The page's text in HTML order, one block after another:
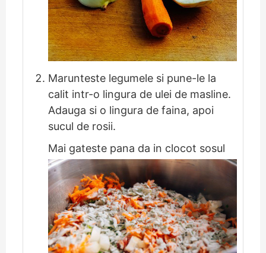
Marunteste legumele si pune-le la
calit intr-o lingura de ulei de masline.
Adauga si o lingura de faina, apoi
sucul de rosii.
Mai gateste pana da in clocot sosul